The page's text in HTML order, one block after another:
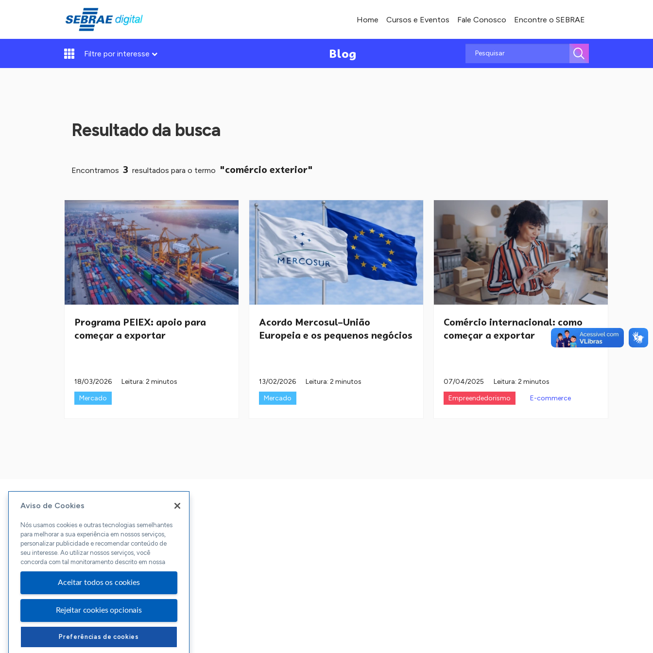
Home Cursos e Eventos Fale Conosco Encontre o SEBRAE
Filtre por interesse Blog
Resultado da busca
Encontramos 3 resultados para o termo "comércio exterior"
Programa PEIEX: apoio para
começar a exportar
18/03/2026
Leitura: 2 minutos
Mercado
Acordo Mercosul–União
Europeia e os pequenos negócios
13/02/2026
Leitura: 2 minutos
Mercado
Comércio internacional: como
começar a exportar
07/04/2025
Leitura: 2 minutos
Empreendedorismo
E-commerce
Aviso de Cookies
Nós usamos cookies e outras tecnologias semelhantes
para melhorar a sua experiência em nossos serviços,
personalizar publicidade e recomendar conteúdo de
seu interesse. Ao utilizar nossos serviços, você
concorda com tal monitoramento descrito em nossa
Aceitar todos os cookies
Rejeitar cookies opcionais
Preferências de cookies